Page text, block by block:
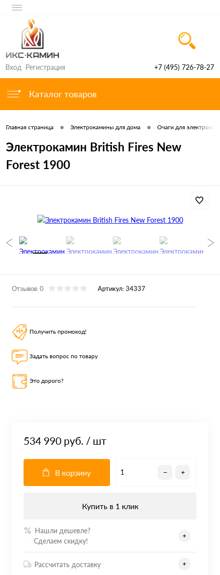
Вход Регистрация +7 (495) 726-78-27
Каталог товаров
Главная страница • Электрокамины для дома • Очаги для
Электрокамин British Fires New
Forest 1900
Отзывов: 0 Артикул:34337
Получить промокод!
Задать вопрос по товару
Это дорого?
534 990 руб. / шт
В корзину
Купить в 1 клик
Нашли дешевле?
Сделаем скидку!
Рассчитать доставку